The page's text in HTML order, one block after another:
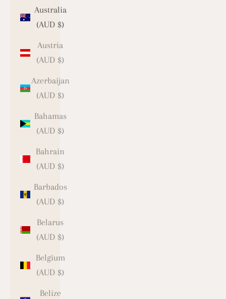
Australia
(AUD $)
Austria
(AUD $)
Azerbaijan
(AUD $)
Bahamas
(AUD $)
Bahrain
(AUD $)
Barbados
(AUD $)
Belarus
(AUD $)
Belgium
(AUD $)
Belize